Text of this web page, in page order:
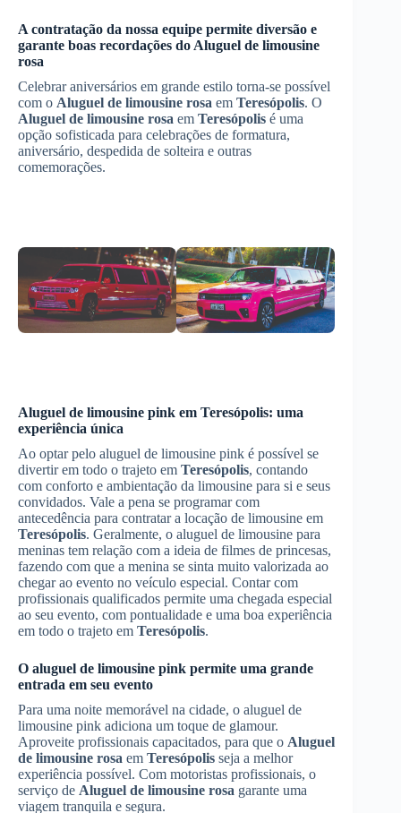
A contratação da nossa equipe permite diversão e
garante boas recordações do Aluguel de limousine
rosa
Celebrar aniversários em grande estilo torna-se possível
com o Aluguel de limousine rosa em Teresópolis. O
Aluguel de limousine rosa em Teresópolis é uma
opção sofisticada para celebrações de formatura,
aniversário, despedida de solteira e outras
comemorações.
Aluguel de limousine pink em Teresópolis: uma
experiência única
Ao optar pelo aluguel de limousine pink é possível se
divertir em todo o trajeto em Teresópolis, contando
com conforto e ambientação da limousine para si e seus
convidados. Vale a pena se programar com
antecedência para contratar a locação de limousine em
Teresópolis. Geralmente, o aluguel de limousine para
meninas tem relação com a ideia de filmes de princesas,
fazendo com que a menina se sinta muito valorizada ao
chegar ao evento no veículo especial. Contar com
profissionais qualificados permite uma chegada especial
ao seu evento, com pontualidade e uma boa experiência
em todo o trajeto em Teresópolis.
O aluguel de limousine pink permite uma grande
entrada em seu evento
Para uma noite memorável na cidade, o aluguel de
limousine pink adiciona um toque de glamour.
Aproveite profissionais capacitados, para que o Aluguel
de limousine rosa em Teresópolis seja a melhor
experiência possível. Com motoristas profissionais, o
serviço de Aluguel de limousine rosa garante uma
viagem tranquila e segura.